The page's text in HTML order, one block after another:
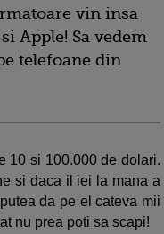
vin insa
Apple! Sa vedem
telefoane din
10 si 100.000 de dolari.
si daca il iei la mana a
da pe el cateva mii
nu prea poti sa scapi!